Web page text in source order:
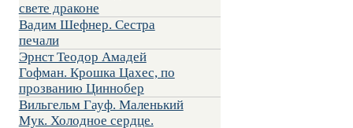
свете драконе
Вадим Шефнер. Сестра
печали
Эрнст Теодор Амадей
Гофман. Крошка Цахес, по
прозванию Циннобер
Вильгельм Гауф. Маленький
Мук. Холодное сердце.